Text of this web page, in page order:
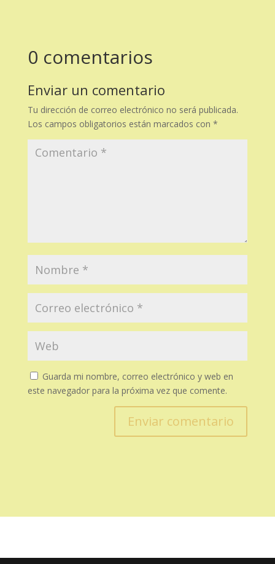
0 comentarios
Enviar un comentario
Tu dirección de correo electrónico no será publicada.
Los campos obligatorios están marcados con *
Guarda mi nombre, correo electrónico y web en
este navegador para la próxima vez que comente.
Enviar comentario